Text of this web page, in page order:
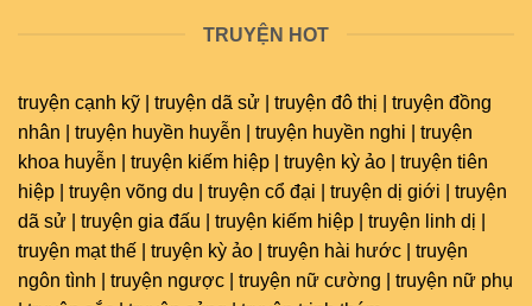
TRUYỆN HOT
truyện cạnh kỹ | truyện dã sử | truyện đô thị | truyện đồng
nhân | truyện huyền huyễn | truyện huyền nghi | truyện
khoa huyễn | truyện kiếm hiệp | truyện kỳ ảo | truyện tiên
hiệp | truyện võng du | truyện cổ đại | truyện dị giới | truyện
dã sử | truyện gia đấu | truyện kiếm hiệp | truyện linh dị |
truyện mạt thế | truyện kỳ ảo | truyện hài hước | truyện
ngôn tình | truyện ngược | truyện nữ cường | truyện nữ phụ